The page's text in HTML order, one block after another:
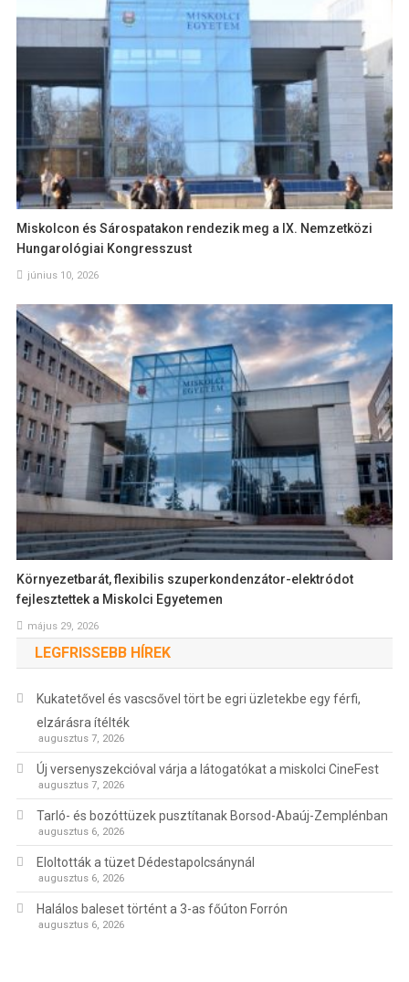
Miskolcon és Sárospatakon rendezik meg a IX. Nemzetközi
Hungarológiai Kongresszust
június 10, 2026
Környezetbarát, flexibilis szuperkondenzátor-elektródot
fejlesztettek a Miskolci Egyetemen
május 29, 2026
LEGFRISSEBB HÍREK
Kukatetővel és vascsővel tört be egri üzletekbe egy férfi,
elzárásra ítélték
augusztus 7, 2026
Új versenyszekcióval várja a látogatókat a miskolci CineFest
augusztus 7, 2026
Tarló- és bozóttüzek pusztítanak Borsod-Abaúj-Zemplénban
augusztus 6, 2026
Eloltották a tüzet Dédestapolcsánynál
augusztus 6, 2026
Halálos baleset történt a 3-as főúton Forrón
augusztus 6, 2026